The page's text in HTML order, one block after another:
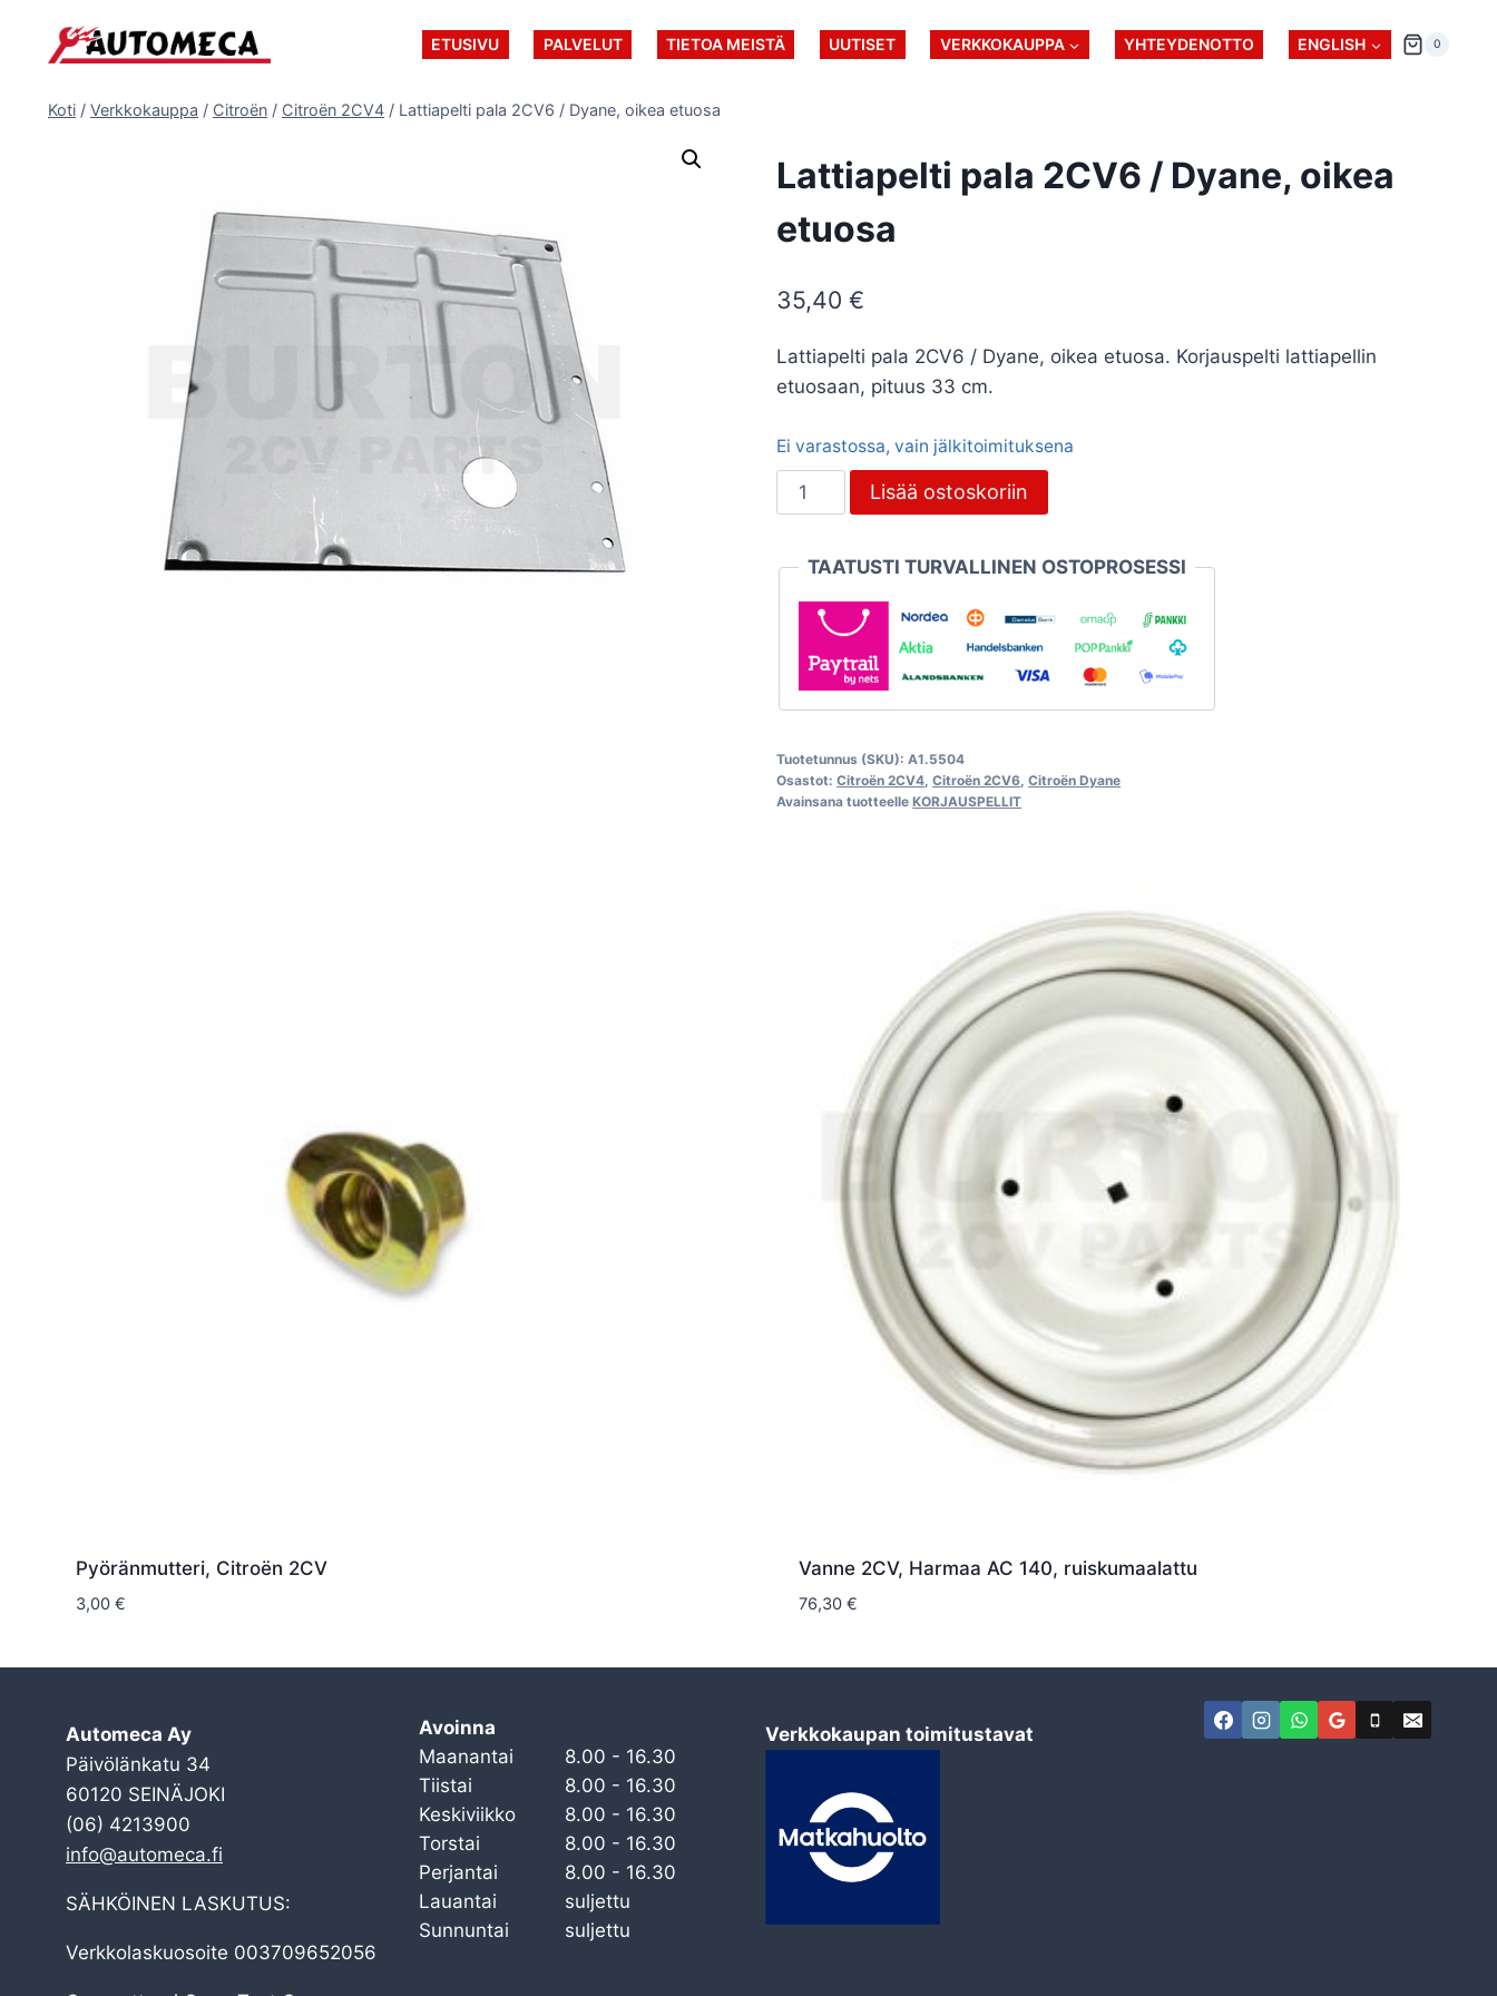
sisältöön
ETUSIVU PALVELUT TIETOA MEISTÄ UUTISET VERKKOKAUPPA YHTEYDENOTTO ENGLISH 0
Koti / Verkkokauppa / Citroën / Citroën 2CV4 / Lattiapelti pala 2CV6 / Dyane, oikea etuosa
Lattiapelti pala 2CV6 / Dyane, oikea
etuosa
35,40€
Lattiapelti pala 2CV6 / Dyane, oikea etuosa. Korjauspelti lattiapellin
etuosaan, pituus 33 cm.
Ei varastossa, vain jälkitoimituksena
Lattiapelti
pala
/
Dyane,
oikea
etuosa
määrä
Lisää ostoskoriin
TAATUSTI TURVALLINEN OSTOPROSESSI
Tuotetunnus (SKU):A1.5504
Osastot:Citroën 2CV4 ,Citroën 2CV6 ,Citroën Dyane
Avainsana tuotteelleKORJAUSPELLIT
Pyöränmutteri, Citroën 2CV
3,00 €
Vanne 2CV, Harmaa AC 140, ruiskumaalattu
76,30 €
Automeca Ay
Päivölänkatu 34
60120 SEINÄJOKI
(06) 4213900
info@automeca.fi
SÄHKÖINEN LASKUTUS:
Verkkolaskuosoite 003709652056
Avoinna
Maanantai
8.00 - 16.30
Tiistai
8.00 - 16.30
Keskiviikko
8.00 - 16.30
Torstai
8.00 - 16.30
Perjantai
8.00 - 16.30
Lauantai
suljettu
Sunnuntai
suljettu
Verkkokaupan toimitustavat